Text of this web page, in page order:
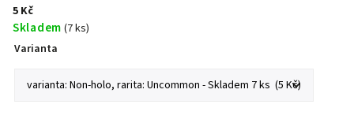
5 Kč
Skladem (7 ks)
Varianta